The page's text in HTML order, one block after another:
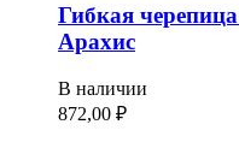
Гибкая
Арахис
В наличии
872,00 ₽